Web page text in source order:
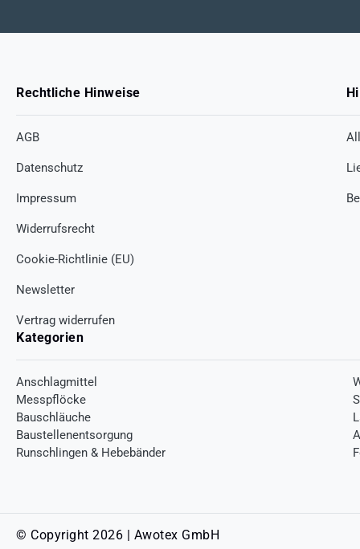
Rechtliche Hinweise
AGB
Datenschutz
Impressum
Widerrufsrecht
Cookie-Richtlinie (EU)
Newsletter
Vertrag widerrufen
Kategorien
Anschlagmittel
Messpflöcke
Bauschläuche
Baustellenentsorgung
Runschlingen & Hebebänder
© Copyright 2026 | Awotex GmbH